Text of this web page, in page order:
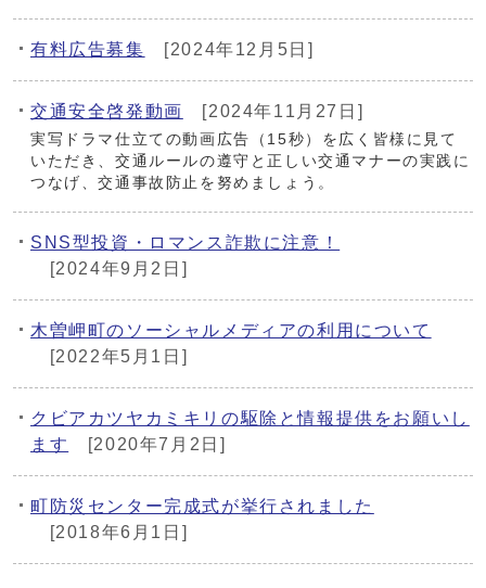
有料広告募集 [2024年12月5日]
交通安全啓発動画 [2024年11月27日]
実写ドラマ仕立ての動画広告（15秒）を広く皆様に見て
いただき、交通ルールの遵守と正しい交通マナーの実践に
つなげ、交通事故防止を努めましょう。
SNS型投資・ロマンス詐欺に注意！
[2024年9月2日]
木曽岬町のソーシャルメディアの利用について
[2022年5月1日]
クビアカツヤカミキリの駆除と情報提供をお願いし
ます
[2020年7月2日]
町防災センター完成式が挙行されました
[2018年6月1日]